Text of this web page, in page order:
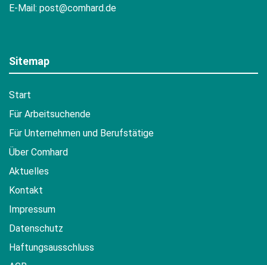
E-Mail: post@comhard.de
Sitemap
Start
Für Arbeitsuchende
Für Unternehmen und Berufstätige
Über Comhard
Aktuelles
Kontakt
Impressum
Datenschutz
Haftungsausschluss